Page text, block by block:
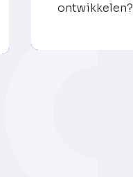
ontwikkelen?